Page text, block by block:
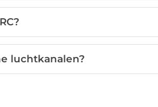
luchtkanalen?